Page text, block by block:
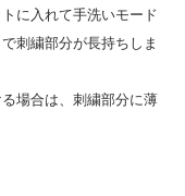
に入れて手洗いモード
刺繍部分が長持ちしま
場合は、刺繍部分に薄